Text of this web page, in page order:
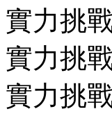
實力挑
實力挑
實力挑